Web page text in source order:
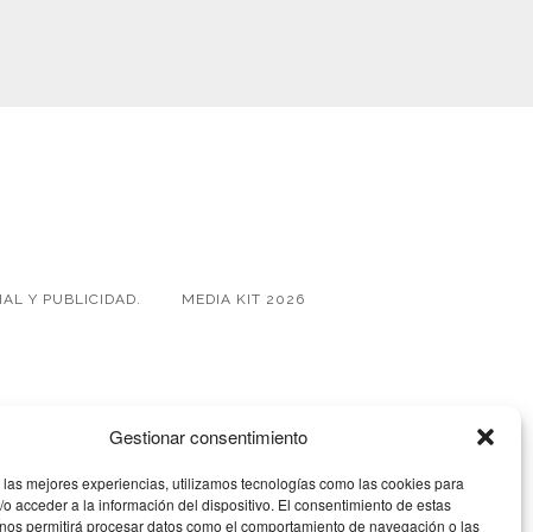
Gestionar consentimiento
las mejores experiencias, utilizamos tecnologías como las cookies para
acceder a la información del dispositivo. El consentimiento de estas
permitirá procesar datos como el comportamiento de navegación o las
Y PUBLICIDAD. MEDIA KIT 2026